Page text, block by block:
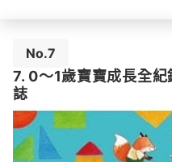
No.7
7. 0～1歲寶寶成長全紀
誌